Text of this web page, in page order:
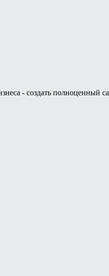
- создать полноценный